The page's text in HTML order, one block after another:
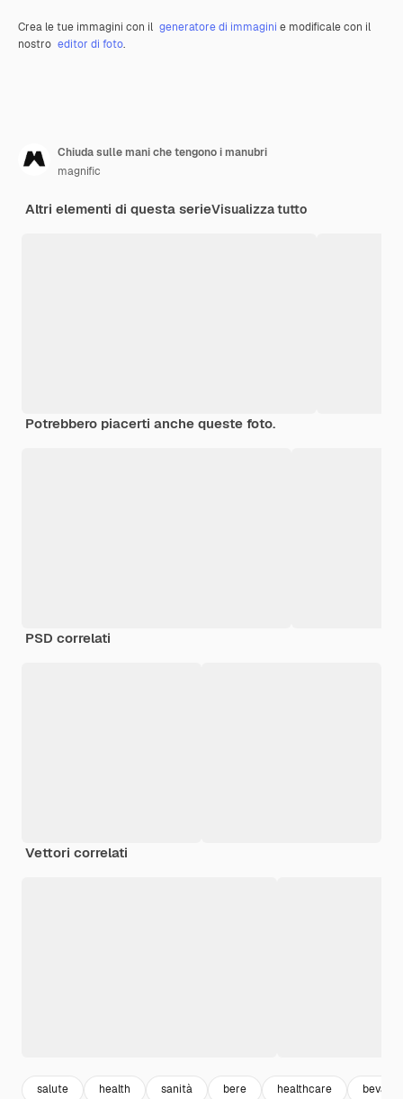
Crea le tue immagini con il generatore di immagini e modificale con il
nostro editor di foto.
Chiuda sulle mani che tengono i manubri
magnific
Altri elementi di questa serieVisualizza tutto
Potrebbero piacerti anche queste foto.
PSD correlati
Vettori correlati
salute health sanità bere healthcare